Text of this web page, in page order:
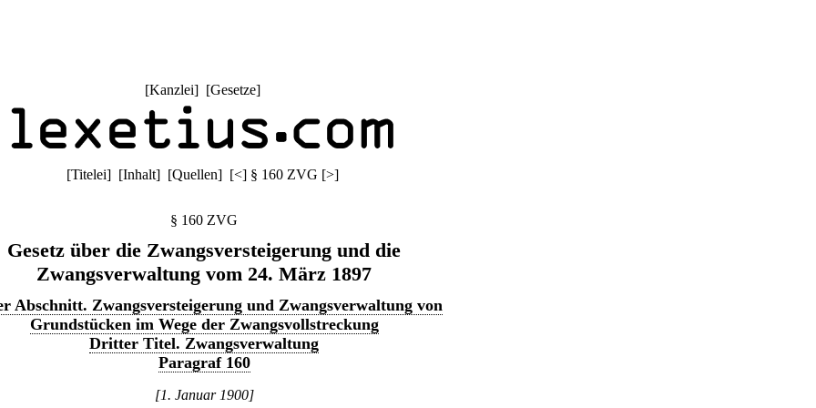
[Kanzlei] [Gesetze]
[Titelei] [Inhalt] [Quellen] [<] § 160 ZVG [>]
§ 160 ZVG
Gesetz über die Zwangsversteigerung und die
Zwangsverwaltung vom 24. März 1897
Abschnitt. Zwangsversteigerung und Zwangsverwaltung von
Grundstücken im Wege der Zwangsvollstreckung
Dritter Titel. Zwangsverwaltung
Paragraf 160
[1. Januar 1900]